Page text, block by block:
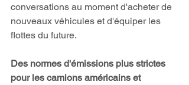
conversations au moment d'acheter de
nouveaux véhicules et d'équiper les
flottes du future.
Des normes d'émissions plus strictes
pour les camions américains et